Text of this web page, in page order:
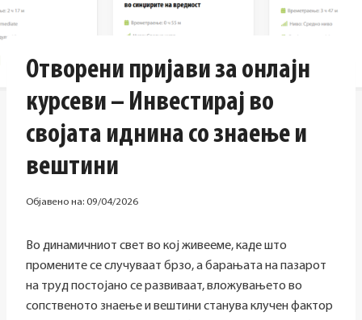
Отворени пријави за онлајн
курсеви – Инвестирај во
својата иднина со знаење и
вештини
Објавено на: 09/04/2026
Во динамичниот свет во кој живееме, каде што
промените се случуваат брзо, а барањата на пазарот
на труд постојано се развиваат, вложувањето во
сопственото знаење и вештини станува клучен фактор